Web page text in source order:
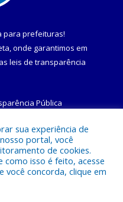
para prefeituras!
onde garantimos em
leis de transparência
Pública
Prefeitura Municipal de
sua experiência de
portal, você
de cookies.
como isso é feito, acesse
você concorda, clique em